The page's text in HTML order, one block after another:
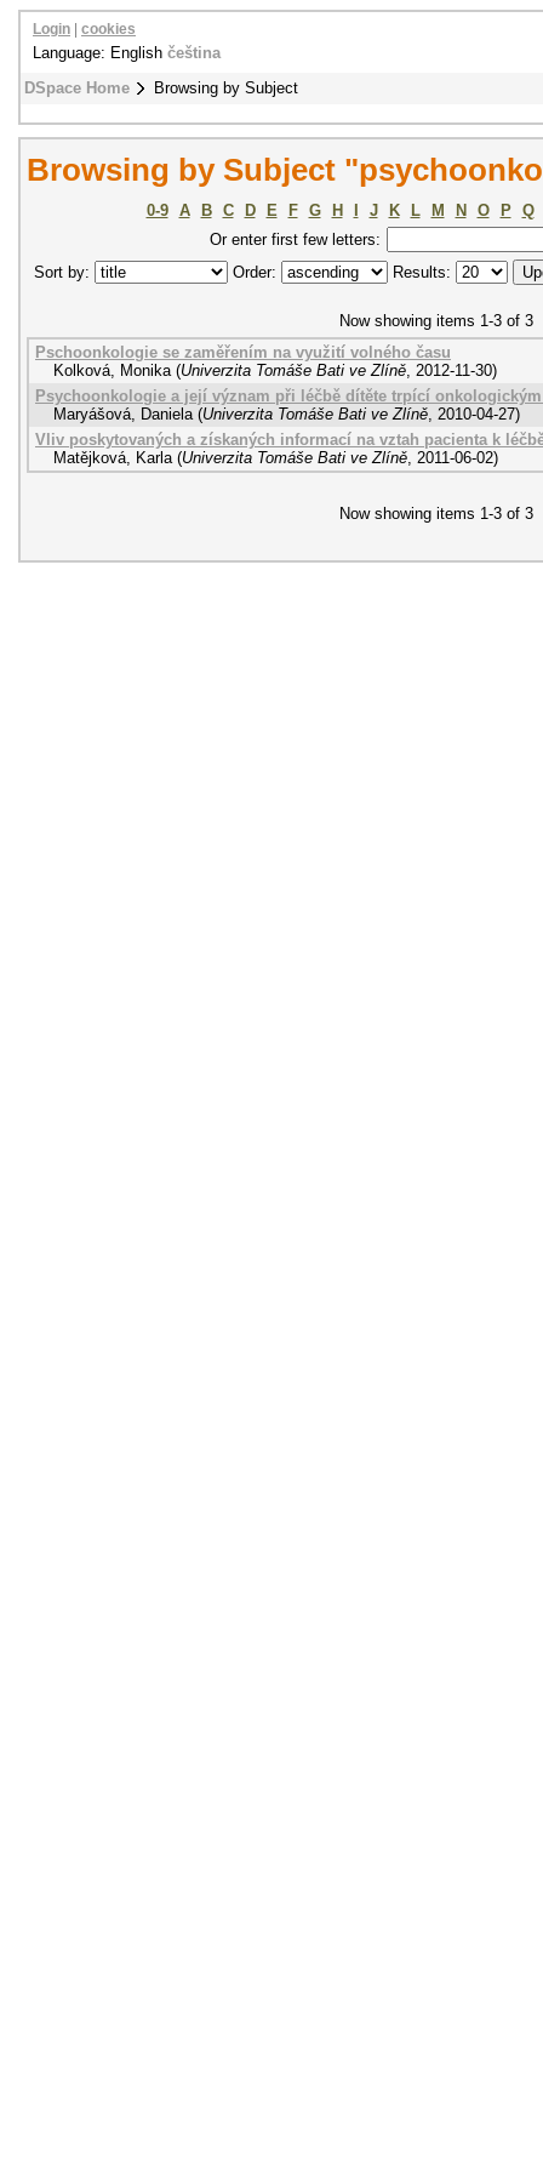
DSpace Home Browsing by Subject
Login cookies
Language: English čeština
Browsing by Subject
0-9 A B C D E F G H J K L M N O P
Q
Or enter first few letters:
Sort by:
Order: Results:
Now showing items 1-3 of 3
Pschoonkologie se zaměřením na využití volného času
Kolková, Monika (Univerzita Tomáše Bati ve Zlíně, 2012-11-30)
Psychoonkologie a její význam při léčbě dítěte trpící
Maryášová, Daniela (Univerzita Tomáše Bati ve Zlíně, 2010-04-27)
Vliv poskytovaných a získaných informací na vztah pacienta k
Matějková, Karla (Univerzita Tomáše Bati ve Zlíně, 2011-06-02)
Now showing items 1-3 of 3